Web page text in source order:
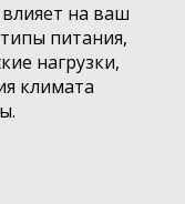
на ваш
питания,
нагрузки,
климата